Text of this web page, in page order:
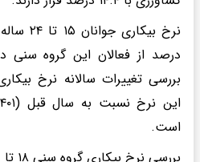
بررسی تغییرات سالانه نرخ
است.